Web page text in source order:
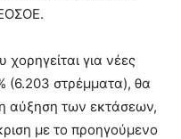
για νέες
(6.203 στρέμματα), θα
αύξηση των εκτάσεων,
με το προηγούμενο